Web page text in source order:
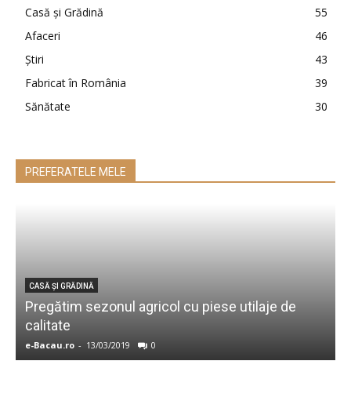
Casă şi Grădină
55
Afaceri
46
Ştiri
43
Fabricat în România
39
Sănătate
30
PREFERATELE MELE
CASĂ ŞI GRĂDINĂ
Pregătim sezonul agricol cu piese utilaje de
calitate
e-Bacau.ro - 13/03/2019 0